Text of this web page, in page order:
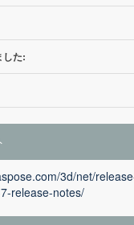
した:
3d/net/
release-notes/